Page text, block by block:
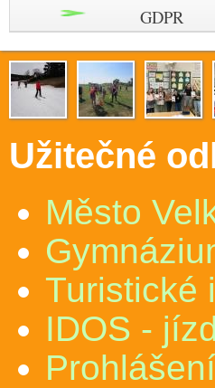
GDPR
Užitečné
Město
Turistické
IDOS -